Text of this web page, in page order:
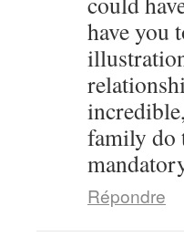
have you
family do
Répondre